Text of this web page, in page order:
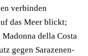
verbinden
das Meer blickt;
della Costa
gegen Sarazenen-